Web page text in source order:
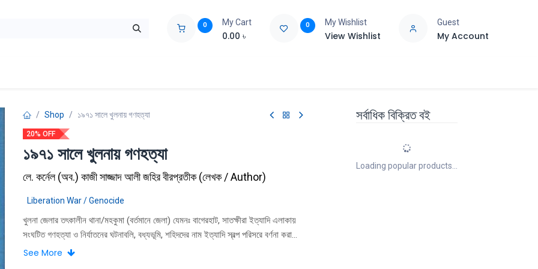
0 My Cart
0.00 ৳
0 My Wishlist
View Wishlist
Guest
My Account
Shop ১৯৭১ সালে খুলনায় গণহত্যা
20% OFF
১৯৭১ সালে খুলনায় গণহত্যা
লে. কর্নেল (অব.) কাজী সাজ্জাদ আলী জহির বীরপ্রতীক(লেখক / Author)
Liberation War / Genocide
খুলনা জেলার তৎকালীন থানা/মহকুমা (বর্তমানে জেলা) যেমনঃ বাগেরহাট, সাতক্ষীরা ইত্যাদি এলাকায়
সংঘটিত গণহত্যা ও নির্যাতনের ঘটনাবলি, বধ্যভূমি, শহিদদের নাম ইত্যাদি স্বল্প পরিসরে বর্ণনা করা
হয়েছে।
See More
সর্বাধিক বিক্রিত বই
Loading popular products...